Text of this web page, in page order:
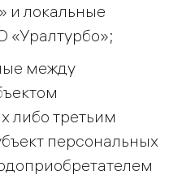
и локальные
«Уралтурбо»;
между
либо третьим
персональных